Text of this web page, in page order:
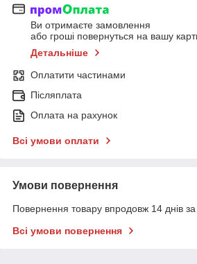
Ви отримаєте замовлення
або гроші повернуться на вашу
Детальніше
Оплатити частинами
Післяплата
Оплата на рахунок
Всі умови оплати
Умови повернення
Повернення товару впродовж 14 днів
Всі умови повернення